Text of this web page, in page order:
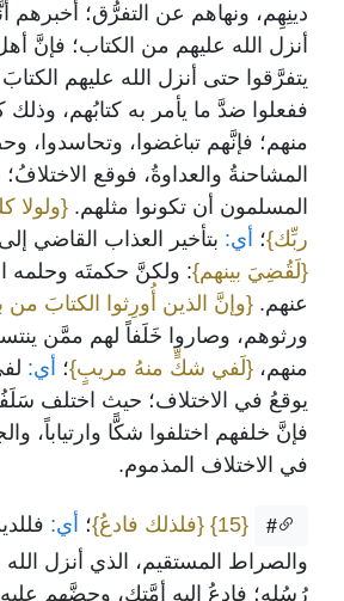
دينِهِم، ونهاهم عن التفرُّق؛ أخبرهم
أنزل الله عليهم من الكتاب؛ فإنَّ
يتفرَّقوا حتى أنزل الله عليهم
ففعلوا ضدَّ ما يأمر به كتابُهم، وذلك
منهم؛ فإنَّهم تباغضوا، وتحاسدوا،
المشاحنةُ والعداوةُ، فوقع الاختلافُ؛
المسلمون أن تكونوا مثلهم. {ولولا
ربِّك}؛ أي: بتأخير العذاب القاضي
{لَقُضِيَ بينهم}: ولكنَّ حكمتَه وحلمه
عنهم. {وإنَّ الذين أُورِثوا الكتابَ
ورثوهم، وصاروا خَلَفاً لهم ممَّن
منهم، {لَفي شكٍّ منهُ مريبٍ}؛ أي:
يوقعُ في الاختلاف؛ حيث اختلف
فإنَّ خلفهم اختلفوا شكًّا وارتياباً،
في الاختلاف المذموم.
#
{15} {فلذلك فادعُ}؛ أي:
والصراط المستقيم، الذي أنزل
رُسُله؛ فادعُ إليه أمَّتك، وحضَّهم